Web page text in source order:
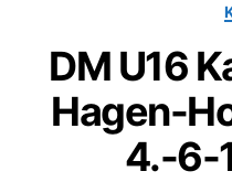
DM U16
Hagen-
4.-6-